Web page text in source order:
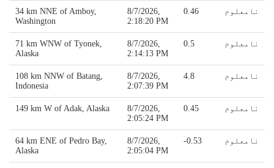
34 km NNE of Amboy,
Washington
8/7/2026,
2:18:20 PM
0.46 نامعلوم
71 km WNW of Tyonek,
Alaska
8/7/2026,
2:14:13 PM
0.5 نامعلوم
108 km NNW of Batang,
Indonesia
8/7/2026,
2:07:39 PM
4.8 نامعلوم
149 km W of Adak, Alaska
8/7/2026,
2:05:24 PM
0.45 نامعلوم
64 km ENE of Pedro Bay,
Alaska
8/7/2026,
2:05:04 PM
-0.53 نامعلوم